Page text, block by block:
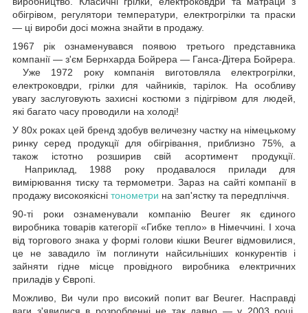
обігрівом, регулятори температури, електрогрілки та праски
— ці вироби досі можна знайти в продажу.
1967 рік ознаменувався появою третього представника
компанії — з'єм Бернхарда Бойрера — Ганса-Дітера Бойрера.
Уже 1972 року компанія виготовляла електрогрілки,
електроковдри, грілки для чайників, тарілок. На особливу
увагу заслуговують захисні костюми з підігрівом для людей,
які багато часу проводили на холоді!
У 80х роках цей бренд здобув величезну частку на німецькому
ринку серед продукції для обігрівання, приблизно 75%, а
також істотно розширив свій асортимент продукції.
Наприклад, 1988 року продавалося прилади для
вимірювання тиску та термометри. Зараз на сайті компанії в
продажу високоякісні тонометри на зап'ястку та передпліччя.
90-ті роки ознаменували компанію Beurer як єдиного
виробника товарів категорії «Гибке тепло» в Німеччині. І хоча
від торгового знака у формі голови кішки Beurer відмовилися,
це не завадило їм поглинути найсильніших конкурентів і
зайняти гідне місце провідного виробника електричних
приладів у Європі.
Можливо, Ви чули про високий попит ваг Beurer. Насправді